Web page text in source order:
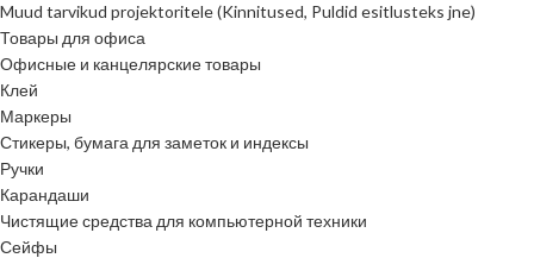
Muud tarvikud projektoritele (Kinnitused, Puldid esitlusteks jne)
Товары для офиса
Офисные и канцелярские товары
Клей
Маркеры
Стикеры, бумага для заметок и индексы
Ручки
Карандаши
Чистящие средства для компьютерной техники
Сейфы